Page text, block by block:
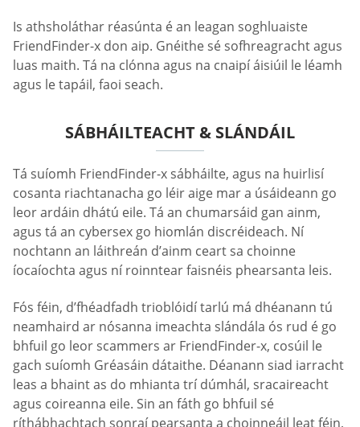
Is athsholáthar réasúnta é an leagan soghluaiste
FriendFinder-x don aip. Gnéithe sé sofhreagracht agus
luas maith. Tá na clónna agus na cnaipí áisiúil le léamh
agus le tapáil, faoi seach.
SÁBHÁILTEACHT & SLÁNDÁIL
Tá suíomh FriendFinder-x sábháilte, agus na huirlisí
cosanta riachtanacha go léir aige mar a úsáideann go
leor ardáin dhátú eile. Tá an chumarsáid gan ainm,
agus tá an cybersex go hiomlán discréideach. Ní
nochtann an láithreán d’ainm ceart sa choinne
íocaíochta agus ní roinntear faisnéis phearsanta leis.
Fós féin, d’fhéadfadh trioblóidí tarlú má dhéanann tú
neamhaird ar nósanna imeachta slándála ós rud é go
bhfuil go leor scammers ar FriendFinder-x, cosúil le
gach suíomh Gréasáin dátaithe. Déanann siad iarracht
leas a bhaint as do mhianta trí dúmhál, sracaireacht
agus coireanna eile. Sin an fáth go bhfuil sé
ríthábhachtach sonraí pearsanta a choinneáil leat féin,